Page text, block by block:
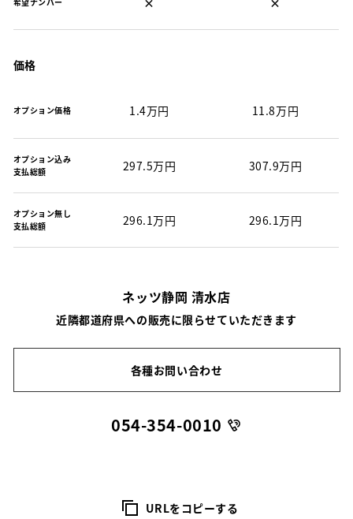
価格
オプション価格 1.4万円 11.8万円
オプション込み
支払総額
297.5万円 307.9万円
オプション無し
支払総額
296.1万円 296.1万円
ネッツ静岡 清水店
近隣都道府県への販売に限らせていただきます
各種お問い合わせ
054-354-0010
URLをコピーする